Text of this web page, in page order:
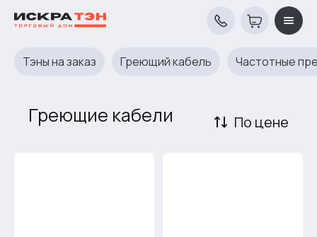
Тэны на заказ Греющий кабель Частотные
Греющие кабели По цене